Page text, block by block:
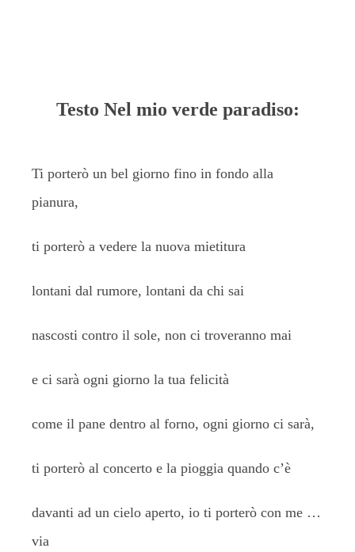
Testo Nel mio verde paradiso:
Ti porterò un bel giorno fino in fondo alla
pianura,
ti porterò a vedere la nuova mietitura
lontani dal rumore, lontani da chi sai
nascosti contro il sole, non ci troveranno mai
e ci sarà ogni giorno la tua felicità
come il pane dentro al forno, ogni giorno ci sarà,
ti porterò al concerto e la pioggia quando c’è
davanti ad un cielo aperto, io ti porterò con me …
via